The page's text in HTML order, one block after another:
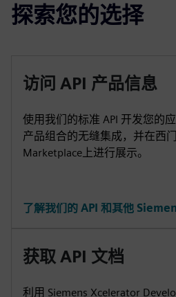
探索您的选择
访问 API 产品信息
使用我们的标准 API 开发您的
产品组合的无缝集成，并在西
Marketplace上进行展示。
了解我们的 API 和其他
获取 API 文档
利用 Siemens Xcelerator